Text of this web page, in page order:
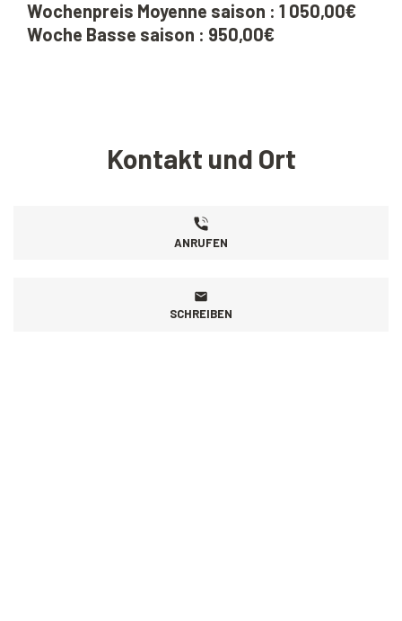
Wochenpreis Moyenne saison : 1 050,00€
Woche Basse saison : 950,00€
Kontakt und Ort
ANRUFEN
SCHREIBEN